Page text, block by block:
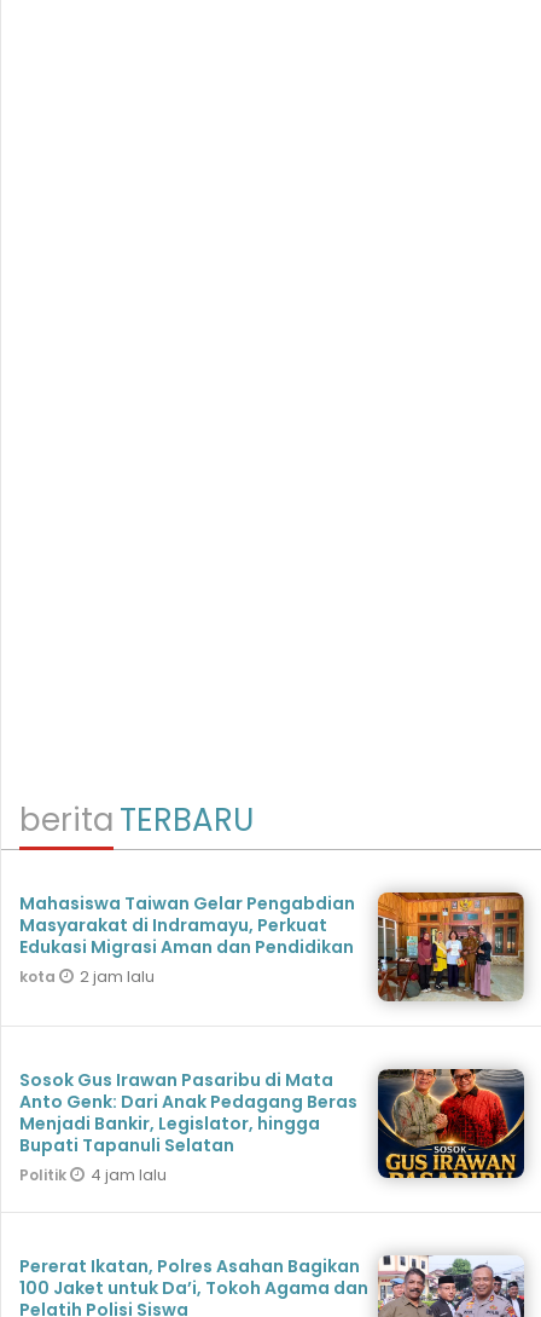
beritaTERBARU
Mahasiswa Taiwan Gelar Pengabdian
Masyarakat di Indramayu, Perkuat
Edukasi Migrasi Aman dan Pendidikan
kota 2 jam lalu
Sosok Gus Irawan Pasaribu di Mata
Anto Genk: Dari Anak Pedagang Beras
Menjadi Bankir, Legislator, hingga
Bupati Tapanuli Selatan
Politik 4 jam lalu
Pererat Ikatan, Polres Asahan Bagikan
100 Jaket untuk Da’i, Tokoh Agama dan
Pelatih Polisi Siswa